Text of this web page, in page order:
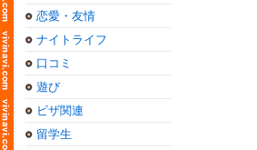
恋愛・友情
ナイトライフ
口コミ
遊び
ビザ関連
留学生